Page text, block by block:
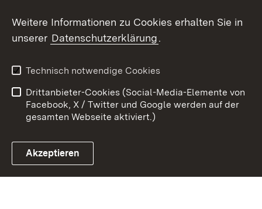
Link zum Landesportal
Kontakt
Datenschutz
Barrierefreiheit
Impressum Cookies
Weitere Informationen zu Cookies erhalten Sie in
unserer Datenschutzerklärung.
Technisch notwendige Cookies
Drittanbieter-Cookies (Social-Media-Elemente von
Facebook, X / Twitter und Google werden auf der
gesamten Webseite aktiviert.)
Akzeptieren